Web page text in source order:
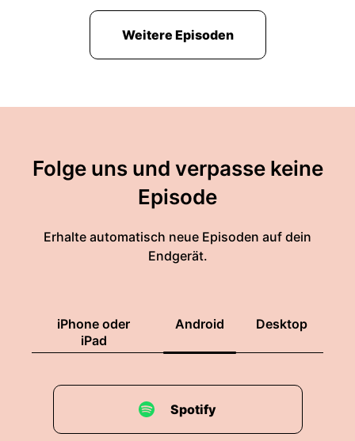
Weitere Episoden
Folge uns und verpasse keine
Episode
Erhalte automatisch neue Episoden auf dein
Endgerät.
iPhone oder
iPad
Android Desktop
Spotify